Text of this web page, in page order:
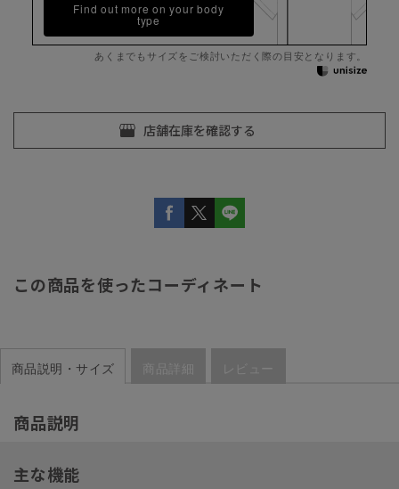
Find out more on your body
type
あくまでもサイズをご検討いただく際の目安となります。
この商品を使ったコーディネート
商品説明・サイズ 商品詳細 レビュー
商品説明
主な機能